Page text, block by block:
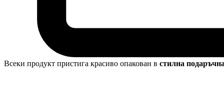
Всеки продукт пристига красиво опакован в стилна